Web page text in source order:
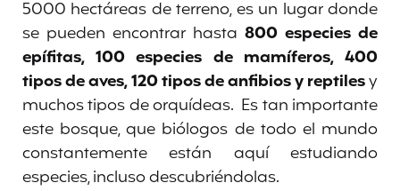
5000 hectáreas de terreno, es un lugar donde
se pueden encontrar hasta 800 especies de
epífitas, 100 especies de mamíferos, 400
tipos de aves, 120 tipos de anfibios y reptilesy
muchos tipos de orquídeas. Es tan importante
este bosque, que biólogos de todo el mundo
constantemente están aquí estudiando
especies, incluso descubriéndolas.